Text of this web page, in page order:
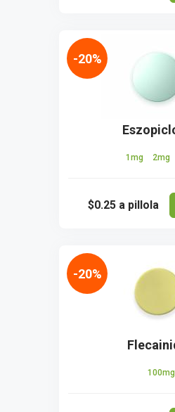
1mg 2mg
$0.25 a pillola
-20%
100mg
-20%